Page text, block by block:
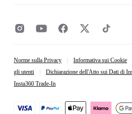
Norme sulla Privacy Informativa sui Cookie
gli utenti
Dichiarazione dell'Atto sui Dati di
Insta360 Trade-In